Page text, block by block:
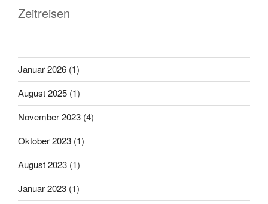
Zeitreisen
Januar 2026 (1)
August 2025 (1)
November 2023 (4)
Oktober 2023 (1)
August 2023 (1)
Januar 2023 (1)